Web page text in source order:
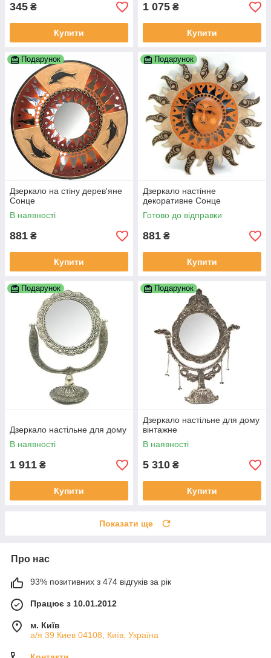
345 ₴
Купити
1 075 ₴
Купити
Подарунок
Дзеркало на стіну дерев'яне
Сонце
В наявності
881 ₴
Купити
Подарунок
Дзеркало настінне
декоративне Сонце
Готово до відправки
881 ₴
Купити
Подарунок
Дзеркало настільне для дому
В наявності
1 911 ₴
Купити
Подарунок
Дзеркало настільне для дому
вінтажне
В наявності
5 310 ₴
Купити
Показати ще
Про нас
93% позитивних з 474 відгуків за рік
Працює з 10.01.2012
м. Київ
а/я 39 Киев 04108, Київ, Україна